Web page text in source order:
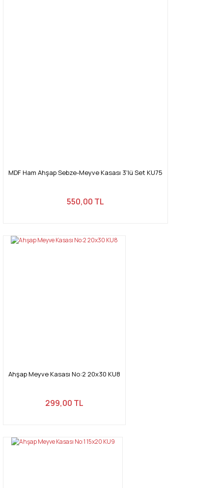
MDF Ham Ahşap Sebze-Meyve Kasası 3'lü Set KU75
550,00 TL
Ahşap Meyve Kasası No:2 20x30 KU8
299,00 TL